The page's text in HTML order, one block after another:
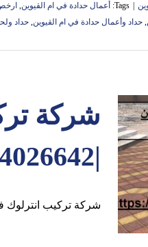
Tags: أعمال حدادة في ام القيوين,
, حداد وأعمال حدادة في ام القيوين, حداد
شركة
|0544026642|فنون التوأم
شركة تركيب انترلوك في ام القيوين |0544026642|فنون التوأم